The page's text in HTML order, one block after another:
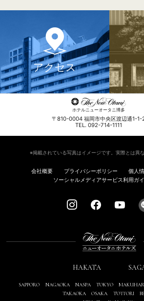
アクセス
ホテルニューオータニ博多
〒810-0004 福岡市中央区渡辺通1-1-
TEL. 092-714-1111
※掲載されている写真はイメージです。実際とは異
会社概要 プライバシーポリシー
個人
ソーシャルメディアサービス利用ガ
HAKATA
SAPPORO NAGAOKA NASPA TOKYO
TAKAOKA
OSAKA TOTTORI